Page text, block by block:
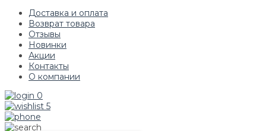
Доставка и оплата
Возврат товара
Отзывы
Новинки
Акции
Контакты
О компании
0
5